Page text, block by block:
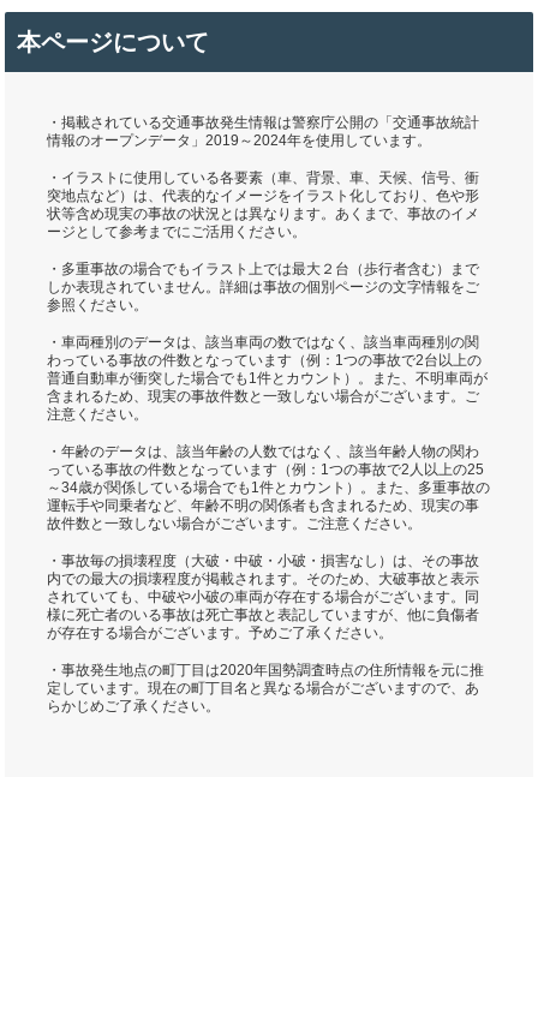
本ページについて
・掲載されている交通事故発生情報は警察庁公開の「交通事故統計
情報のオープンデータ」2019～2024年を使用しています。
・イラストに使用している各要素（車、背景、車、天候、信号、衝
突地点など）は、代表的なイメージをイラスト化しており、色や形
状等含め現実の事故の状況とは異なります。あくまで、事故のイメ
ージとして参考までにご活用ください。
・多重事故の場合でもイラスト上では最大２台（歩行者含む）まで
しか表現されていません。詳細は事故の個別ページの文字情報をご
参照ください。
・車両種別のデータは、該当車両の数ではなく、該当車両種別の関
わっている事故の件数となっています（例：1つの事故で2台以上の
普通自動車が衝突した場合でも1件とカウント）。また、不明車両が
含まれるため、現実の事故件数と一致しない場合がございます。ご
注意ください。
・年齢のデータは、該当年齢の人数ではなく、該当年齢人物の関わ
っている事故の件数となっています（例：1つの事故で2人以上の25
～34歳が関係している場合でも1件とカウント）。また、多重事故の
運転手や同乗者など、年齢不明の関係者も含まれるため、現実の事
故件数と一致しない場合がございます。ご注意ください。
・事故毎の損壊程度（大破・中破・小破・損害なし）は、その事故
内での最大の損壊程度が掲載されます。そのため、大破事故と表示
されていても、中破や小破の車両が存在する場合がございます。同
様に死亡者のいる事故は死亡事故と表記していますが、他に負傷者
が存在する場合がございます。予めご了承ください。
・事故発生地点の町丁目は2020年国勢調査時点の住所情報を元に推
定しています。現在の町丁目名と異なる場合がございますので、あ
らかじめご了承ください。